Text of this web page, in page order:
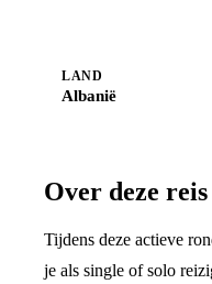
LAND
Albanië
Over deze reis
Tijdens deze actieve
je als single of solo